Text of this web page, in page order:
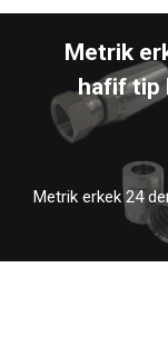
Metrik
hafif tip
Metrik erkek 24